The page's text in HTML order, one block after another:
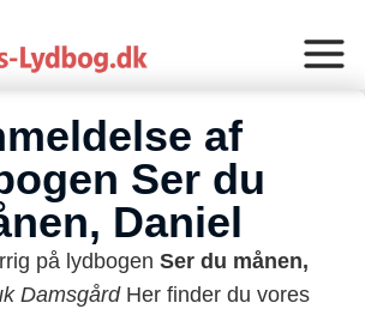
af
Ser du
Daniel
på lydbogen Ser du månen,
DamsgårdHer finder du vores